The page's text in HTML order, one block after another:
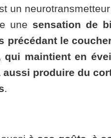
un
une sensation de
précédant le
qui maintient en
aussi produire du
.